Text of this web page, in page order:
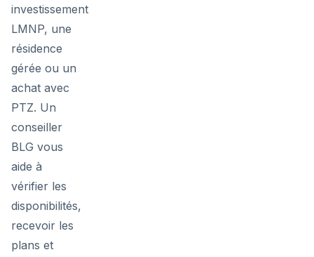
investissement
LMNP, une
résidence
gérée ou un
achat avec
PTZ. Un
conseiller
BLG vous
aide à
vérifier les
disponibilités,
recevoir les
plans et